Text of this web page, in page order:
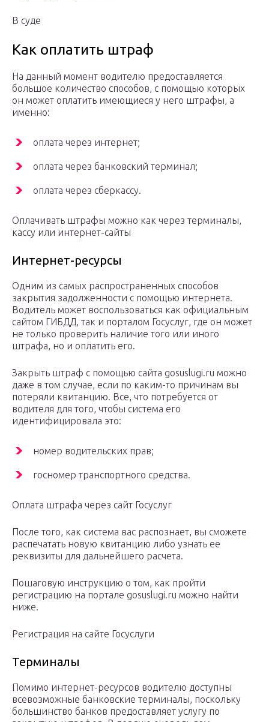
В суде
Как оплатить штраф
На данный момент водителю предоставляется
большое количество способов, с помощью которых
он может оплатить имеющиеся у него штрафы, а
именно:
оплата через интернет;
оплата через банковский терминал;
оплата через сберкассу.
Оплачивать штрафы можно как через терминалы,
кассу или интернет-сайты
Интернет-ресурсы
Одним из самых распространенных способов
закрытия задолженности с помощью интернета.
Водитель может воспользоваться как официальным
сайтом ГИБДД, так и порталом Госуслуг, где он может
не только проверить наличие того или иного
штрафа, но и оплатить его.
Закрыть штраф с помощью сайта gosuslugi.ru можно
даже в том случае, если по каким-то причинам вы
потеряли квитанцию. Все, что потребуется от
водителя для того, чтобы система его
идентифицировала это:
номер водительских прав;
госномер транспортного средства.
Оплата штрафа через сайт Госуслуг
После того, как система вас распознает, вы сможете
распечатать новую квитанцию либо узнать ее
реквизиты для дальнейшего расчета.
Пошаговую инструкцию о том, как пройти
регистрацию на портале gosuslugi.ru можно найти
ниже.
Регистрация на сайте Госуслуги
Терминалы
Помимо интернет-ресурсов водителю доступны
всевозможные банковские терминалы, поскольку
большинство банков предоставляет услугу по